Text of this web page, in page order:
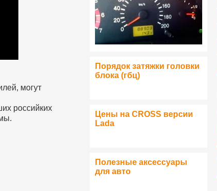
могут
российких
Порядок затяжки головки
блока (гбц)
Цены на CROSS версии
Lada
Полезные аксессуары
для авто